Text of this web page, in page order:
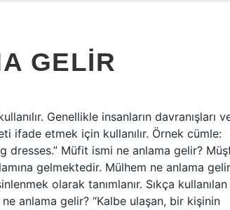
GELIR
Genellikle insanların davranışları
ifade etmek için kullanılır. Örnek cümle:
Müfit ismi ne anlama gelir?
gelmektedir. Mülhem ne anlama
olarak tanımlanır. Sıkça
anlama gelir? “Kalbe ulaşan, bir kişinin